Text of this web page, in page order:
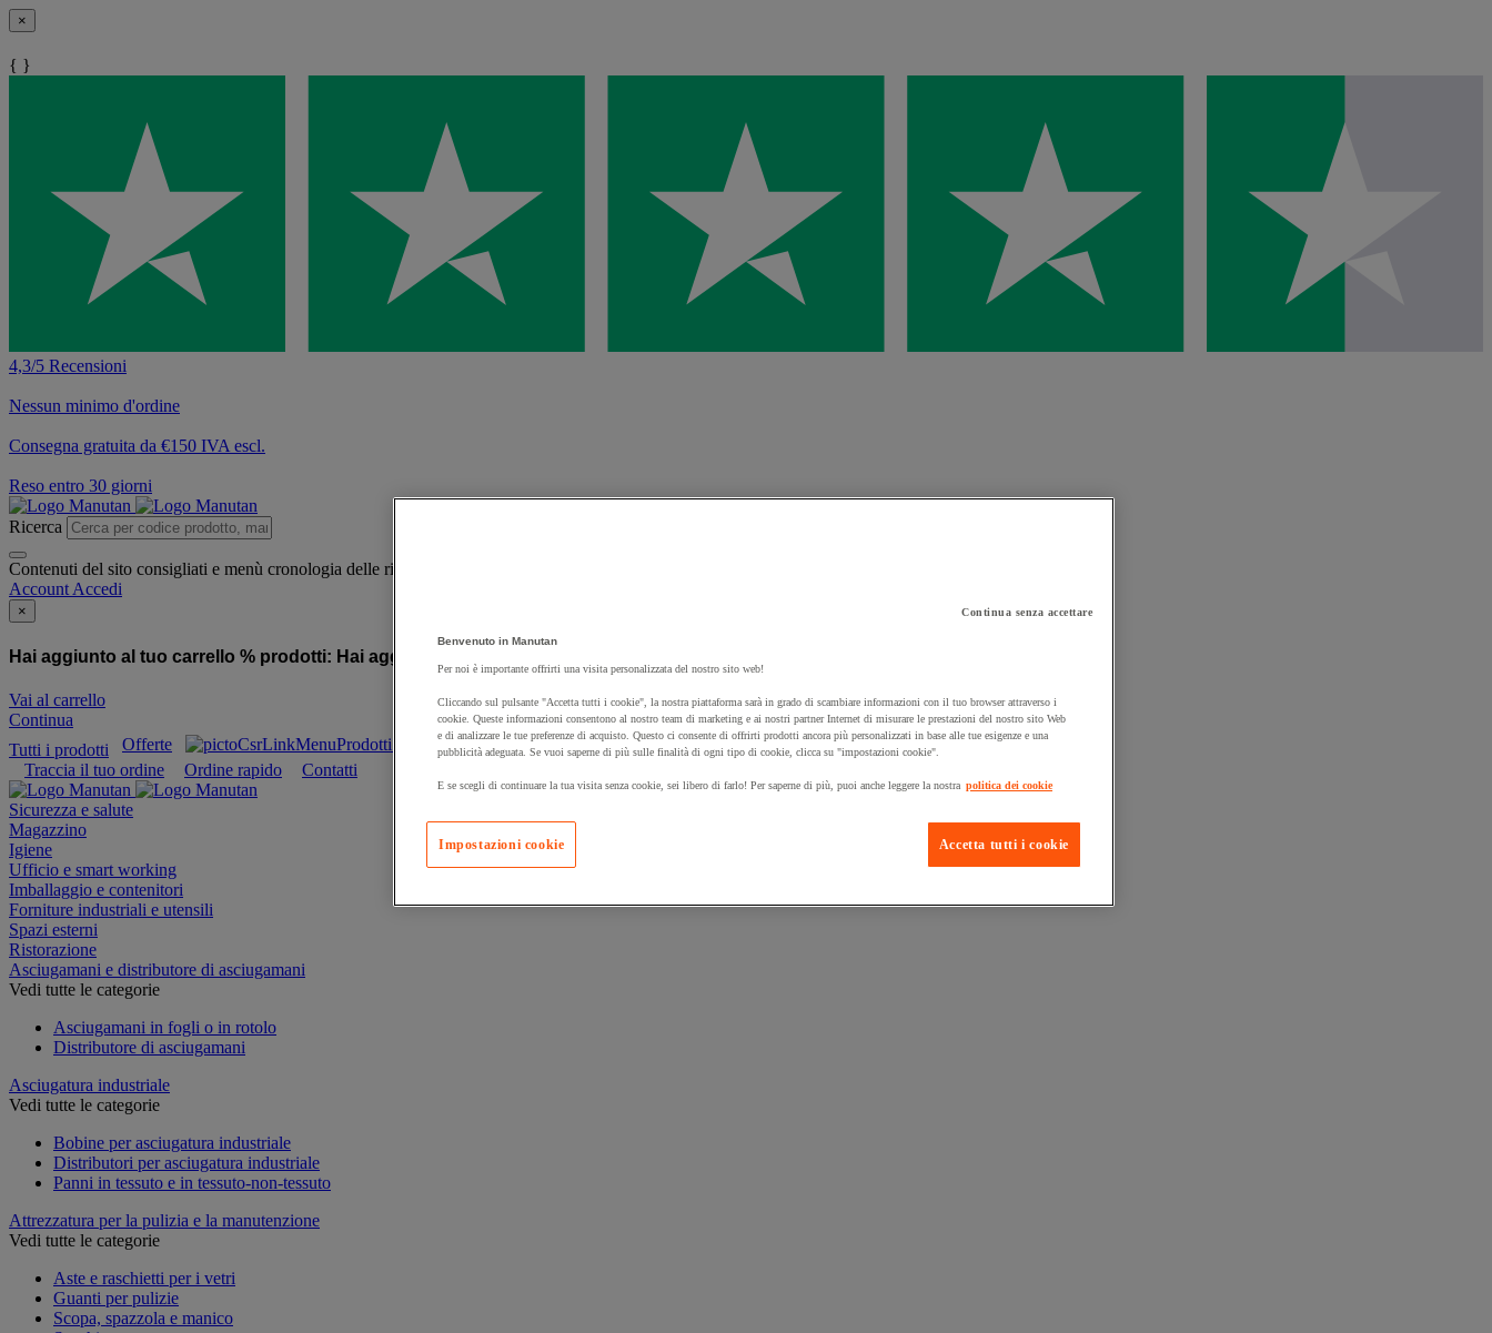
×
{ }
4,3/5 Recensioni
Nessun minimo d'ordine
Consegna gratuita da €150 IVA escl.
Reso entro 30 giorni
Ricerca
Contenuti del sito consigliati e menù cronologia delle ricerche
Account Accedi
×
Hai aggiunto al tuo carrello % prodotti: Hai aggiunto al tuo carrello un prodotto:
Vai al carrello
Continua
Tutti i prodotti
Offerte Prodotti sostenibili Manutan Expert
Prodotti in pronta consegna
Traccia il tuo ordine
Ordine rapido Contatti
Sicurezza e salute
Magazzino
Igiene
Ufficio e smart working
Imballaggio e contenitori
Forniture industriali e utensili
Spazi esterni
Ristorazione
Asciugamani e distributore di asciugamani
Vedi tutte le categorie
Asciugamani in fogli o in rotolo
Distributore di asciugamani
Asciugatura industriale
Vedi tutte le categorie
Bobine per asciugatura industriale
Distributori per asciugatura industriale
Panni in tessuto e in tessuto-non-tessuto
Attrezzatura per la pulizia e la manutenzione
Vedi tutte le categorie
Aste e raschietti per i vetri
Guanti per pulizie
Scopa, spazzola e manico
Continua senza accettare
Benvenuto in Manutan
Per noi è importante offrirti una visita personalizzata del nostro sito web!
Cliccando sul pulsante "Accetta tutti i cookie", la nostra piattaforma sarà in grado di scambiare informazioni con il tuo browser attraverso i
cookie. Queste informazioni consentono al nostro team di marketing e ai nostri partner Internet di misurare le prestazioni del nostro sito Web
e di analizzare le tue preferenze di acquisto. Questo ci consente di offrirti prodotti ancora più personalizzati in base alle tue esigenze e una
pubblicità adeguata. Se vuoi saperne di più sulle finalità di ogni tipo di cookie, clicca su "impostazioni cookie".
E se scegli di continuare la tua visita senza cookie, sei libero di farlo! Per saperne di più, puoi anche leggere la nostra politica dei cookie
Accetta tutti i cookie
Impostazioni cookie